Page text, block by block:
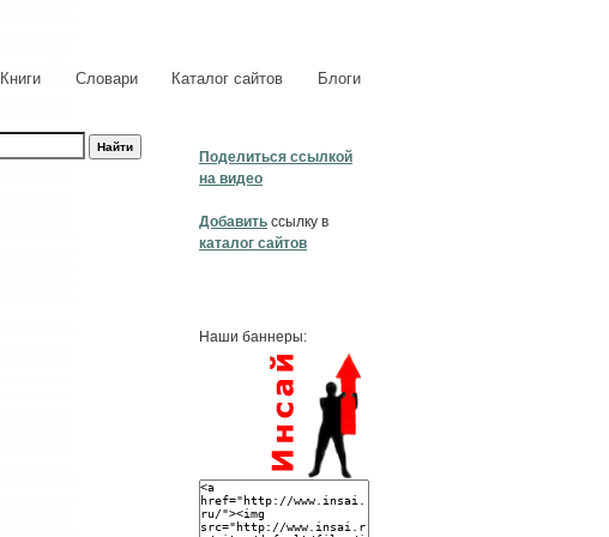
Книги Словари Каталог сайтов Блоги
Поделиться ссылкой
на видео
Добавить ссылку в
каталог сайтов
Наши баннеры: